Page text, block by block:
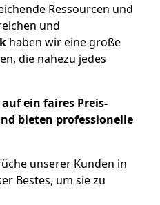
Ressourcen und
und
haben wir eine große
die nahezu jedes
ein faires Preis-
bieten professionelle
unserer Kunden in
Bestes, um sie zu